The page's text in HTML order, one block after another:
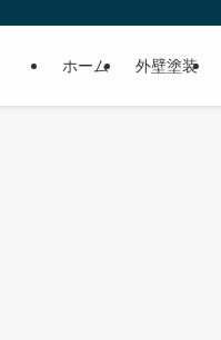
ホーム 外壁塗装